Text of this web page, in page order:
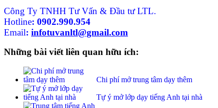
Công Ty TNHH Tư Vấn & Đầu tư LTL.
Hotline: 0902.990.954
Email: infotuvanltl@gmail.com
Những bài viết liên quan hữu ích:
Chi phí mở trung tâm dạy thêm
Tự ý mở lớp dạy tiếng Anh tại nhà